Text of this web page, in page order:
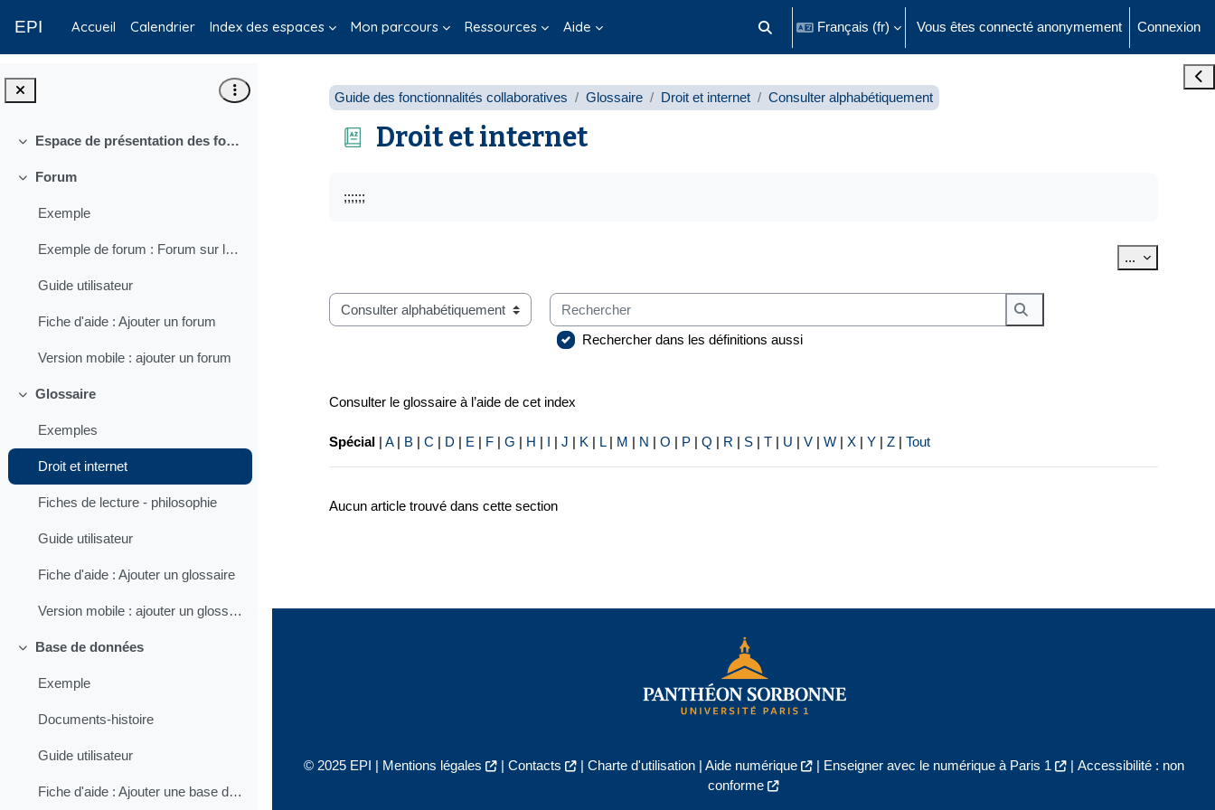
EPI Accueil Calendrier Index des espaces Mon parcours Ressources Aide Activer/désactiver la saisie de recherche
Français ‎(fr)‎ Vous êtes connecté anonymement Connexion
Replier
Espace de présentation des fonctionnalités collaboratives
Replier
Forum
Exemple
Exemple de forum : Forum sur les nouveaux EPI
Guide utilisateur
Fiche d'aide : Ajouter un forum
Version mobile : ajouter un forum
Replier
Glossaire
Exemples
Droit et internet
Fiches de lecture - philosophie
Guide utilisateur
Fiche d'aide : Ajouter un glossaire
Version mobile : ajouter un glossaire
Replier
Base de données
Exemple
Documents-histoire
Guide utilisateur
Fiche d'aide : Ajouter une base de données
Guide des fonctionnalités collaboratives
Glossaire Droit et internet Consulter alphabétiquement
Droit et internet
;;;;;;
... Exporter
Consulter le glossaire à l’aide de cet index
Rechercher
Rechercher
Rechercher dans les définitions aussi
Consulter le glossaire à l’aide de cet index
Spécial | A| B | C | D | E | F | G | H | I | J | K | L| M | N | O | P | Q | R | S | T | U | V | W | X | Y | Z | Tout
Aucun article trouvé dans cette section
© 2025 EPI | Mentions légales | Contacts | Charte d'utilisation| Aide numérique | Enseigner avec le numérique à Paris 1 | Accessibilité : non
conforme